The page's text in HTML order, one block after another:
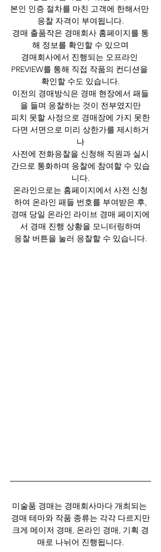
본인 인증 절차를 마친 고객에 한해서만
응찰 자격이 부여됩니다.
경매 출품작은 경매회사 홈페이지를 통
해 정보를 확인할 수 있으며
경매회사에서 진행되는 오프라인
PREVIEW를 통해 직접 작품의 컨디션을
확인할 수도 있습니다.
이전의 경매방식은 경매 현장에서 패들
을 들며 응찰하는 것이 전부였지만
피치 못할 사정으로 경매장에 가지 못한
다면 서면으로 미리 상한가를 제시하거
나
사전에 전화응찰을 신청해 직원과 실시
간으로 통화하며 응찰에 참여할 수 있습
니다.
온라인으로는 홈페이지에서 사전 신청
하여 온라인 패들 번호를 부여받은 후,
경매 당일 온라인 라이브 경매 페이지에
서 경매 진행 상황을 모니터링하며
응찰 버튼을 눌러 응찰할 수 있습니다.
미술품 경매는 경매회사마다 개최되는
경매 테마와 작품 종류는 각각 다르지만
크게 메이저 경매, 온라인 경매, 기획 경
매로 나뉘어 진행됩니다.